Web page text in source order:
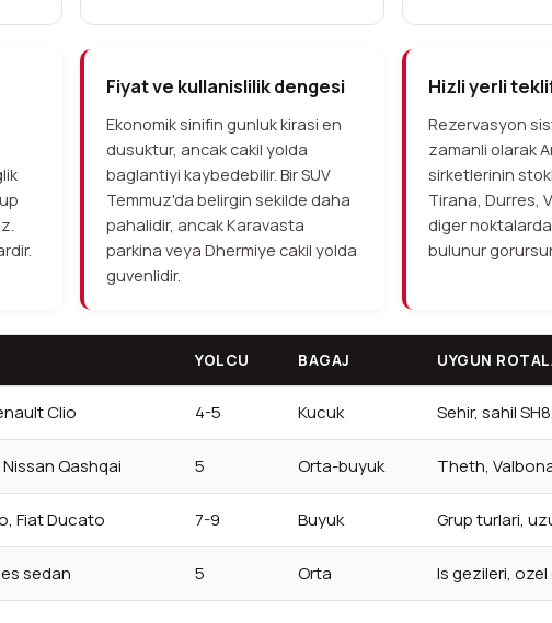
Fiyat ve kullanislilik dengesi
Ekonomik sinifin gunluk kirasi en
dusuktur, ancak cakil yolda
baglantiyi kaybedebilir. Bir SUV
Temmuz'da belirgin sekilde daha
pahalidir, ancak Karavasta
parkina veya Dhermiye cakil yolda
guvenlidir.
Hizli yerli
Rezervasyon
zamanli olarak
sirketlerinin
Tirana, Durres,
diger
bulunur
YOLCU BAGAJ UYGUN
Clio 4-5 Kucuk Sehir, sahil
Qashqai 5 Orta-buyuk Theth,
Fiat Ducato 7-9 Buyuk Grup turlari,
sedan 5 Orta Is gezileri,